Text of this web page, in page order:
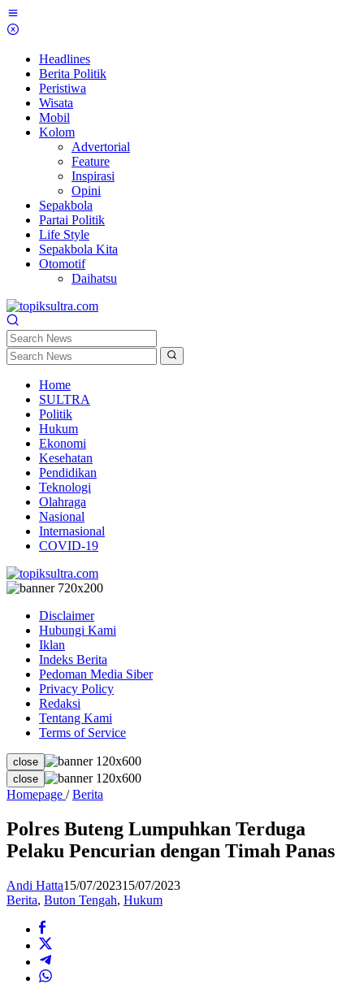
Skip
to
Headlines
Berita Politik
Peristiwa
Wisata
Mobil
Kolom
Advertorial
Feature
Inspirasi
Opini
Sepakbola
Partai Politik
Life Style
Sepakbola Kita
Otomotif
Daihatsu
Home
SULTRA
Politik
Hukum
Ekonomi
Kesehatan
Pendidikan
Teknologi
Olahraga
Nasional
Internasional
COVID-19
Disclaimer
Hubungi Kami
Iklan
Indeks Berita
Pedoman Media Siber
Privacy Policy
Redaksi
Tentang Kami
Terms of Service
close
close
Homepage / Berita
Lumpuhkan
Terduga
Pelaku
dengan
Timah
Panas
Polres Buteng Lumpuhkan Terduga
Pelaku Pencurian dengan Timah Panas
Andi Hatta15/07/202315/07/2023
Berita, Buton Tengah, Hukum